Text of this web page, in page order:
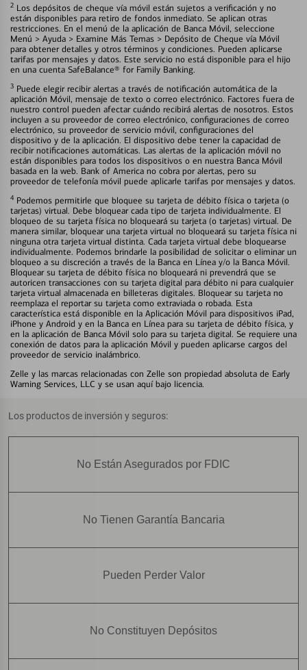
2 Los depósitos de cheque vía móvil están sujetos a verificación y no
están disponibles para retiro de fondos inmediato. Se aplican otras
restricciones. En el menú de la aplicación de Banca Móvil, seleccione
Menú > Ayuda > Examine Más Temas > Depósito de Cheque vía Móvil
para obtener detalles y otros términos y condiciones. Pueden aplicarse
tarifas por mensajes y datos. Este servicio no está disponible para el hijo
en una cuenta SafeBalance® for Family Banking.
3 Puede elegir recibir alertas a través de notificación automática de la
aplicación Móvil, mensaje de texto o correo electrónico. Factores fuera de
nuestro control pueden afectar cuándo recibirá alertas de nosotros. Estos
incluyen a su proveedor de correo electrónico, configuraciones de correo
electrónico, su proveedor de servicio móvil, configuraciones del
dispositivo y de la aplicación. El dispositivo debe tener la capacidad de
recibir notificaciones automáticas. Las alertas de la aplicación móvil no
están disponibles para todos los dispositivos o en nuestra Banca Móvil
basada en la web. Bank of America no cobra por alertas, pero su
proveedor de telefonía móvil puede aplicarle tarifas por mensajes y datos.
4 Podemos permitirle que bloquee su tarjeta de débito física o tarjeta (o
tarjetas) virtual. Debe bloquear cada tipo de tarjeta individualmente. El
bloqueo de su tarjeta física no bloqueará su tarjeta (o tarjetas) virtual. De
manera similar, bloquear una tarjeta virtual no bloqueará su tarjeta física ni
ninguna otra tarjeta virtual distinta. Cada tarjeta virtual debe bloquearse
individualmente. Podemos brindarle la posibilidad de solicitar o eliminar un
bloqueo a su discreción a través de la Banca en Línea y/o la Banca Móvil.
Bloquear su tarjeta de débito física no bloqueará ni prevendrá que se
autoricen transacciones con su tarjeta digital para débito ni para cualquier
tarjeta virtual almacenada en billeteras digitales. Bloquear su tarjeta no
reemplaza el reportar su tarjeta como extraviada o robada. Esta
característica está disponible en la Aplicación Móvil para dispositivos iPad,
iPhone y Android y en la Banca en Línea para su tarjeta de débito física, y
en la aplicación de Banca Móvil solo para su tarjeta digital. Se requiere una
conexión de datos para la aplicación Móvil y pueden aplicarse cargos del
proveedor de servicio inalámbrico.
Zelle y las marcas relacionadas con Zelle son propiedad absoluta de Early
Warning Services, LLC y se usan aquí bajo licencia.
Los productos de inversión y seguros:
No Están Asegurados por FDIC
No Tienen Garantía Bancaria
Pueden Perder Valor
No Constituyen Depósitos